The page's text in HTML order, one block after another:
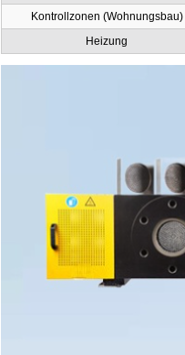
Kontrollzonen (Wohnungsbau)
Heizung